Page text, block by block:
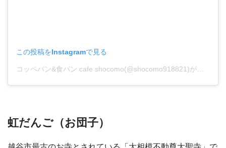
この投稿をInstagramで見る
コッペパン&食パン cafe shocomo(@shocomo918821)がシェアした投稿
虹だんご（お団子）